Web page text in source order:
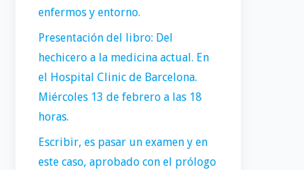
enfermos y entorno.
Presentación del libro: Del
hechicero a la medicina actual. En
el Hospital Clinic de Barcelona.
Miércoles 13 de febrero a las 18
horas.
Escribir, es pasar un examen y en
este caso, aprobado con el prólogo